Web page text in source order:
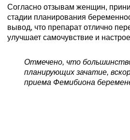
Согласно отзывам женщин,
стадии планирования
вывод, что препарат отлично
улучшает самочувствие и
Отмечено, что
планирующих зачатие,
приема Фемибиона